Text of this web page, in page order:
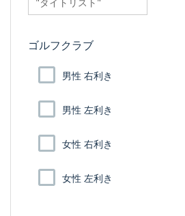
ゴルフクラブ
男性 右利き
男性 左利き
女性 右利き
女性 左利き